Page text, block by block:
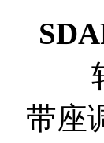
带座